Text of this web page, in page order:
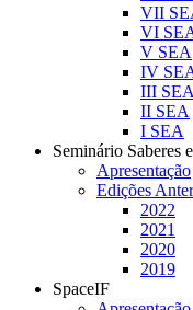
VII
VI
V SEA
IV
III SEA
II SEA
I SEA
Seminário Saberes
Apresentação
Edições
2022
2021
2020
2019
SpaceIF